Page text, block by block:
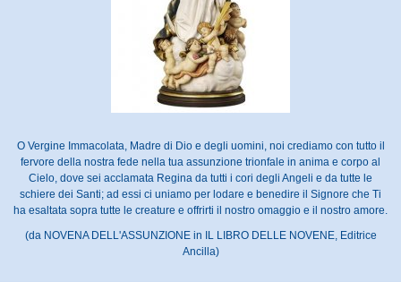
O Vergine Immacolata, Madre di Dio e degli uomini, noi crediamo con tutto il
fervore della nostra fede nella tua assunzione trionfale in anima e corpo al
Cielo, dove sei acclamata Regina da tutti i cori degli Angeli e da tutte le
schiere dei Santi; ad essi ci uniamo per lodare e benedire il Signore che Ti
ha esaltata sopra tutte le creature e offrirti il nostro omaggio e il nostro amore.
(da NOVENA DELL'ASSUNZIONE in IL LIBRO DELLE NOVENE, Editrice
Ancilla)